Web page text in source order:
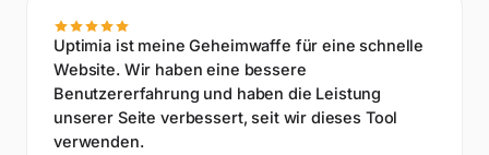
Uptimia ist meine Geheimwaffe für eine schnelle
Website. Wir haben eine bessere
Benutzererfahrung und haben die Leistung
unserer Seite verbessert, seit wir dieses Tool
verwenden.